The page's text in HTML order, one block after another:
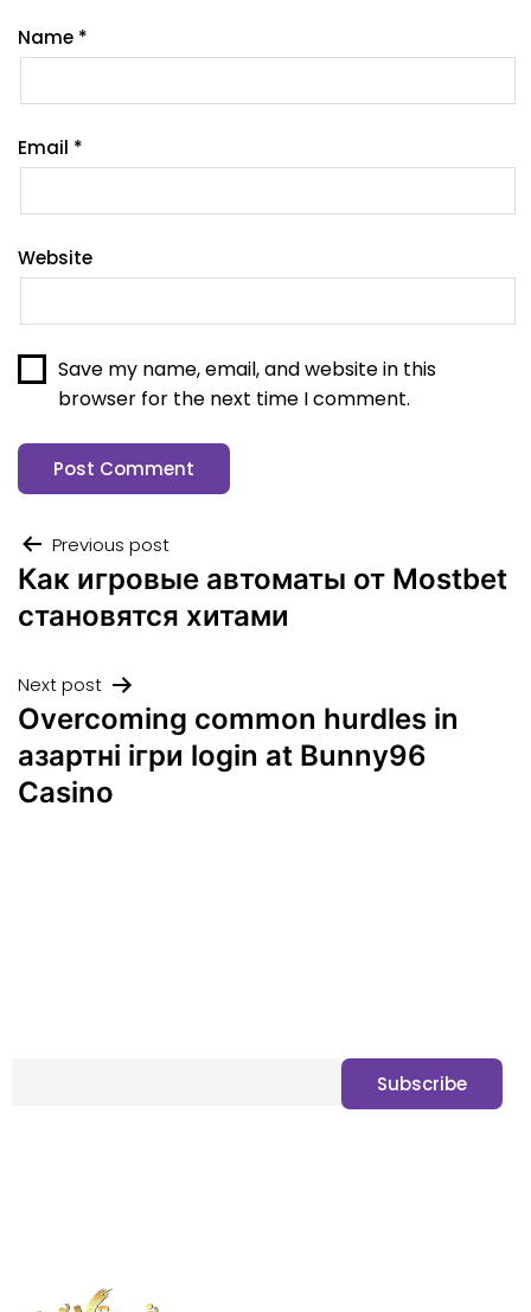
Name *
Email *
Website
Save my name, email, and website in this
browser for the next time I comment.
Previous post
Как игровые автоматы от Mostbet
становятся хитами
Next post
Overcoming common hurdles in
азартні ігри login at Bunny96
Casino